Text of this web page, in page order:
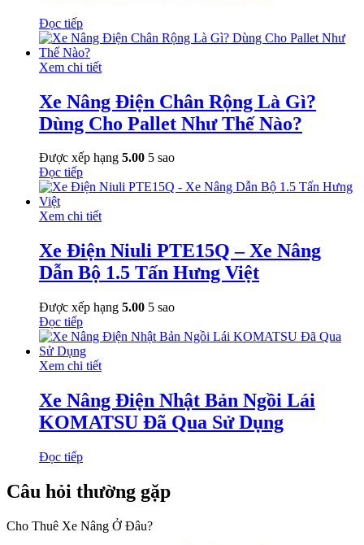
Đọc tiếp
Xem chi tiết
Xe Nâng Điện Chân Rộng Là Gì?
Dùng Cho Pallet Như Thế Nào?
Được xếp hạng 5.00 5 sao
Đọc tiếp
Xem chi tiết
Xe Điện Niuli PTE15Q – Xe Nâng
Dẫn Bộ 1.5 Tấn Hưng Việt
Được xếp hạng 5.00 5 sao
Đọc tiếp
Xem chi tiết
Xe Nâng Điện Nhật Bản Ngồi Lái
KOMATSU Đã Qua Sử Dụng
Đọc tiếp
Câu hỏi thường gặp
Cho Thuê Xe Nâng Ở Đâu?